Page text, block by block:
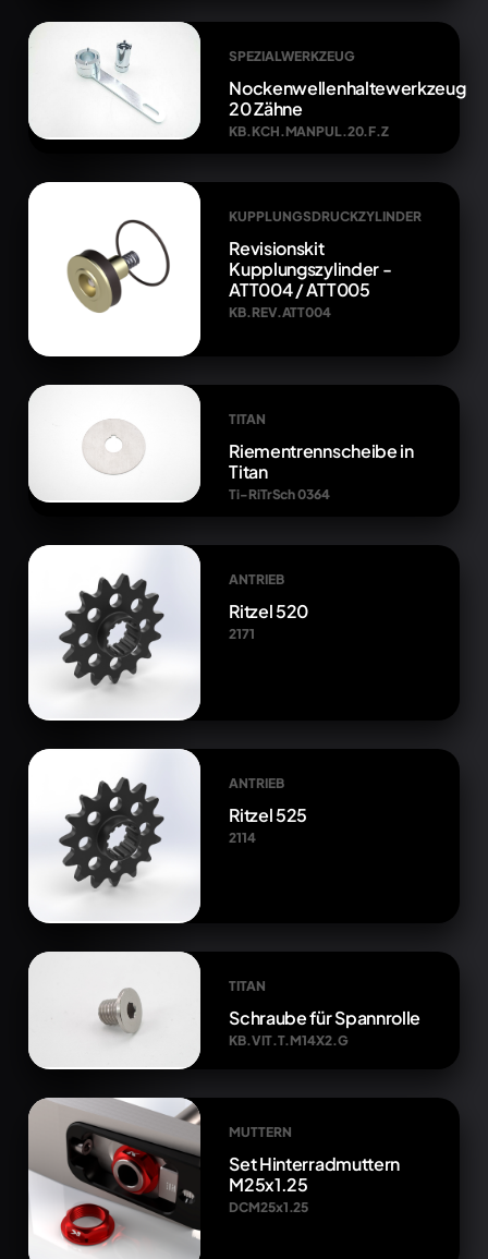
SPEZIALWERKZEUG
Nockenwellenhaltewerkzeug
20 Zähne
KB.KCH.MANPUL.20.F.Z
KUPPLUNGSDRUCKZYLINDER
Revisionskit
Kupplungszylinder -
ATT004 / ATT005
KB.REV.ATT004
TITAN
Riementrennscheibe in
Titan
Ti-RiTrSch 0364
ANTRIEB
Ritzel 520
2171
ANTRIEB
Ritzel 525
2114
TITAN
Schraube für Spannrolle
KB.VIT.T.M14X2.G
MUTTERN
Set Hinterradmuttern
M25x1.25
DCM25x1.25